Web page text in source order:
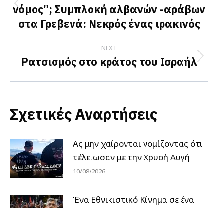
Previous
post:
νόμος”; Συμπλοκή αλβανών -αράβων
στα Γρεβενά: Νεκρός ένας ιρακινός
NEXT
Next
Ρατσισμός στο κράτος του Ισραήλ
Σχετικές Αναρτήσεις
Ας μην χαίρονται νομίζοντας ότι
τέλειωσαν με την Χρυσή Αυγή
10/08/2026
Ένα Εθνικιστικό Κίνημα σε ένα